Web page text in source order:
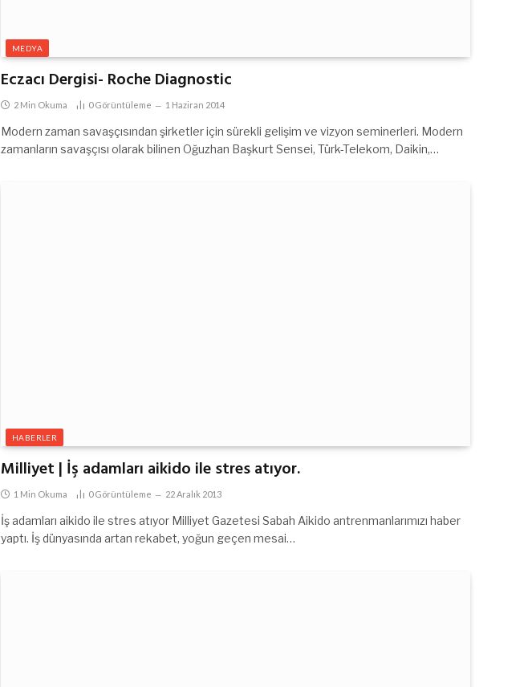
MEDYA
Eczacı Dergisi- Roche Diagnostic
2 Min Okuma 0Görüntüleme 1 Haziran 2014
Modern zaman savaşçısından şirketler için sürekli gelişim ve vizyon seminerleri. Modern
zamanların savaşçısı olarak bilinen Oğuzhan Başkurt Sensei, Türk-Telekom, Daikin,…
HABERLER
Milliyet | İş adamları aikido ile stres atıyor.
1 Min Okuma 0Görüntüleme 22 Aralık 2013
İş adamları aikido ile stres atıyor Milliyet Gazetesi Sabah Aikido antrenmanlarımızı haber
yaptı. İş dünyasında artan rekabet, yoğun geçen mesai…